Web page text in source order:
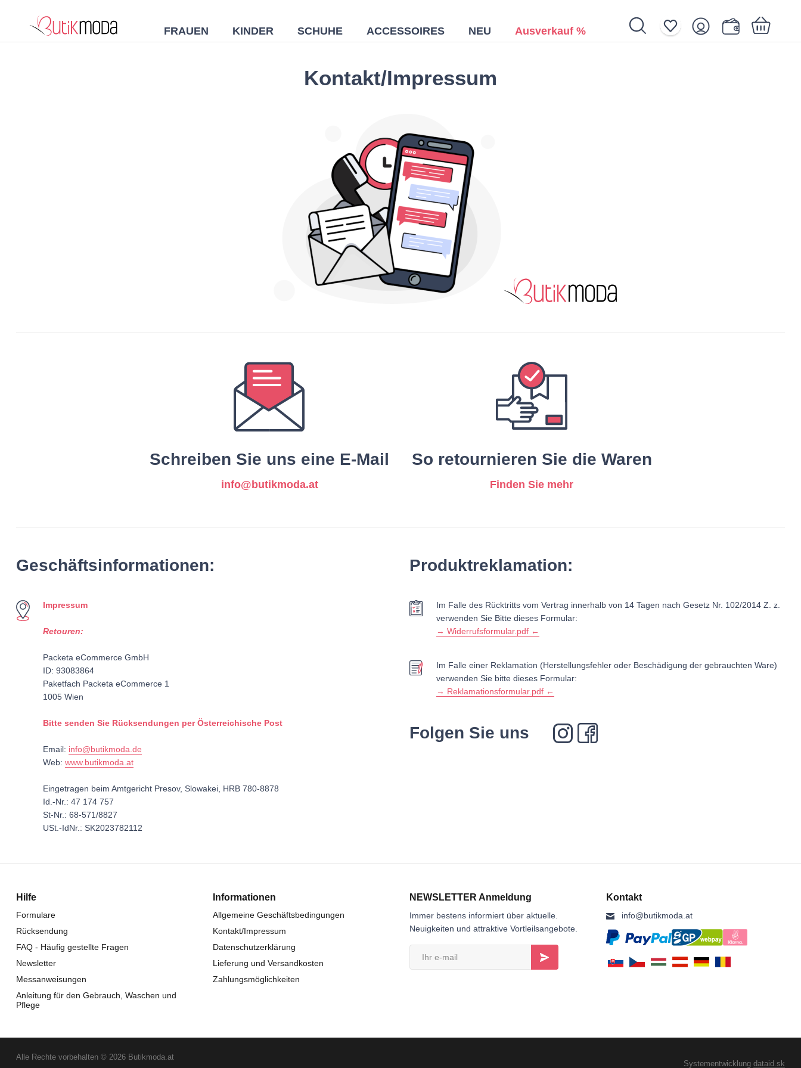
FRAUEN KINDER SCHUHE ACCESSOIRES NEU Ausverkauf %
Kontakt/Impressum
Schreiben Sie uns eine E-Mail
info@butikmoda.at
So retournieren Sie die Waren
Finden Sie mehr
Geschäftsinformationen:
Impressum
Retouren:
Packeta eCommerce GmbH
ID: 93083864
Paketfach Packeta eCommerce 1
1005 Wien
Bitte senden Sie Rücksendungen per Österreichische Post
Email: info@butikmoda.de
Web: www.butikmoda.at
Eingetragen beim Amtgericht Presov, Slowakei, HRB 780-8878
Id.-Nr.: 47 174 757
St-Nr.: 68-571/8827
USt.-IdNr.: SK2023782112
Produktreklamation:
Im Falle des Rücktritts vom Vertrag innerhalb von 14 Tagen nach Gesetz Nr. 102/2014 Z. z.
verwenden Sie Bitte dieses Formular:
→ Widerrufsformular.pdf ←
Im Falle einer Reklamation (Herstellungsfehler oder Beschädigung der gebrauchten Ware)
verwenden Sie bitte dieses Formular:
→ Reklamationsformular.pdf ←
Folgen Sie uns
Hilfe
Formulare
Rücksendung
FAQ - Häufig gestellte Fragen
Newsletter
Messanweisungen
Anleitung für den Gebrauch, Waschen und
Pflege
Informationen
Allgemeine Geschäftsbedingungen
Kontakt/Impressum
Datenschutzerklärung
Lieferung und Versandkosten
Zahlungsmöglichkeiten
NEWSLETTER Anmeldung
Immer bestens informiert über aktuelle.
Neuigkeiten und attraktive Vortleilsangebote.
Kontakt
info@butikmoda.at
Alle Rechte vorbehalten © 2026 Butikmoda.at
Systementwicklung dataid.sk